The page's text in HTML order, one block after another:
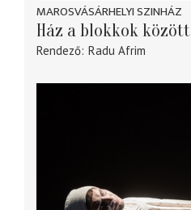
MAROSVÁSÁRHELYI SZINHÁZ
Ház a blokkok között
Rendező Radu Afrim